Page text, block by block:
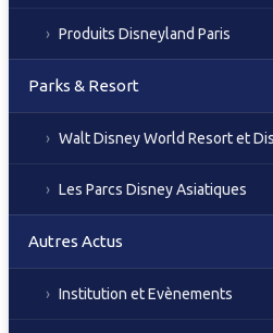
Produits Disneyland Paris
Parks & Resort
Walt Disney World Resort et
Les Parcs Disney Asiatiques
Autres Actus
Institution et Evènements